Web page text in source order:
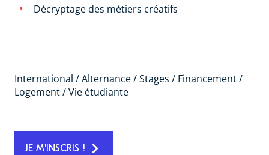
Décryptage des métiers créatifs
International / Alternance / Stages / Financement /
Logement / Vie étudiante
JE M'INSCRIS !